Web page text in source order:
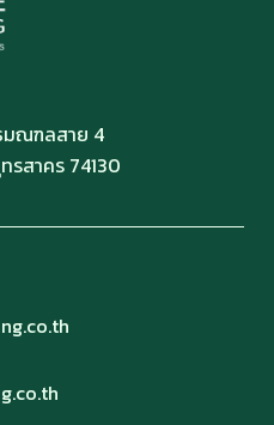
มณฑลสาย 4
รสาคร 74130